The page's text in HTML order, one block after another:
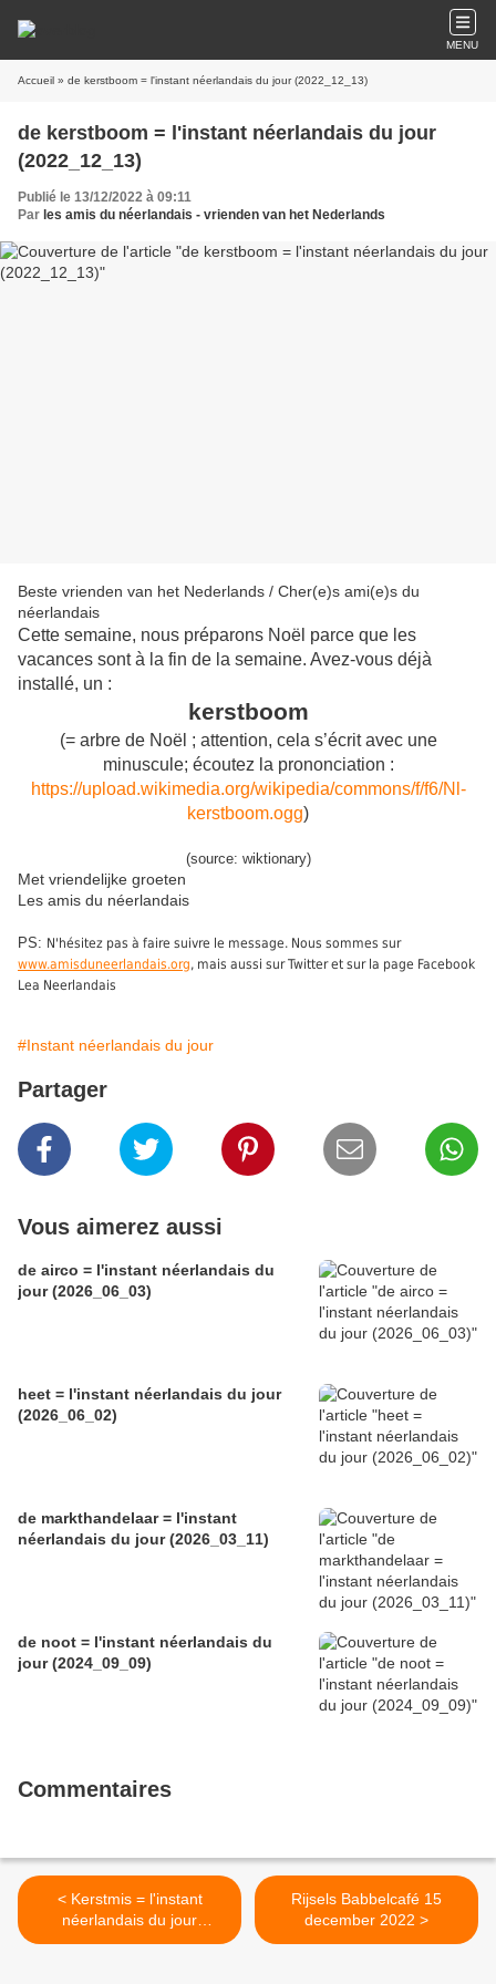
MENU
Accueil » de kerstboom = l'instant néerlandais du jour (2022_12_13)
de kerstboom = l'instant néerlandais du jour
(2022_12_13)
Publié le 13/12/2022 à 09:11
Par les amis du néerlandais - vrienden van het Nederlands
Beste vrienden van het Nederlands / Cher(e)s ami(e)s du
néerlandais
Cette semaine, nous préparons Noël parce que les
vacances sont à la fin de la semaine. Avez-vous déjà
installé, un :
kerstboom
(= arbre de Noël ; attention, cela s’écrit avec une
minuscule; écoutez la prononciation :
https://upload.wikimedia.org/wikipedia/commons/f/f6/Nl-
kerstboom.ogg)
(source: wiktionary)
Met vriendelijke groeten
Les amis du néerlandais
PS: N'hésitez pas à faire suivre le message. Nous sommes sur
www.amisduneerlandais.org, mais aussi sur Twitter et sur la page Facebook
Lea Neerlandais
#Instant néerlandais du jour
Partager
Vous aimerez aussi
de airco = l'instant néerlandais du
jour (2026_06_03)
heet = l'instant néerlandais du jour
(2026_06_02)
de markthandelaar = l'instant
néerlandais du jour (2026_03_11)
de noot = l'instant néerlandais du
jour (2024_09_09)
Commentaires
< Kerstmis = l'instant
néerlandais du jour
(2022_12_12)
Rijsels Babbelcafé 15
december 2022 >